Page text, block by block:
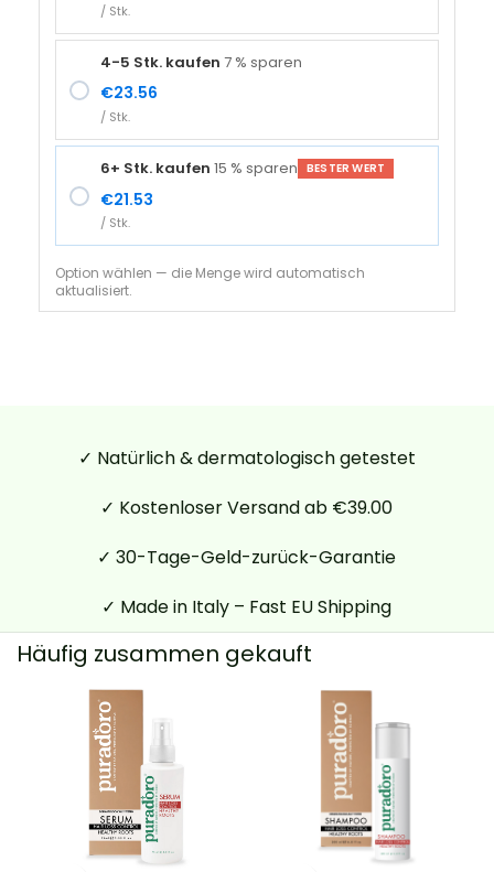
/ Stk.
4-5 Stk. kaufen 7 % sparen
€23.56
/ Stk.
6+ Stk. kaufen 15 % sparen BESTER WERT
€21.53
/ Stk.
Option wählen — die Menge wird automatisch
aktualisiert.
✓ Natürlich & dermatologisch getestet
✓ Kostenloser Versand ab €39.00
✓ 30-Tage-Geld-zurück-Garantie
✓ Made in Italy – Fast EU Shipping
Häufig zusammen gekauft